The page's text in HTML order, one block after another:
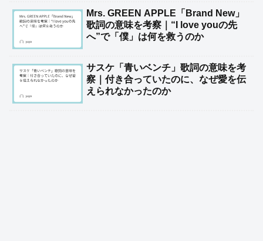
Mrs. GREEN APPLE「Brand New」
歌詞の意味を考察｜“I love youの先
へ”で「僕」は何を救うのか
サスケ「青いベンチ」歌詞の意味を考
察｜付き合っていたのに、なぜ愛を伝
えられなかったのか